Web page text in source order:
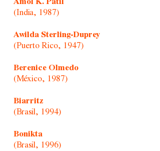
(India, 1987)
Awilda Sterling-Duprey
(Puerto Rico, 1947)
Berenice Olmedo
(México, 1987)
Biarritz
(Brasil, 1994)
Bonikta
(Brasil, 1996)